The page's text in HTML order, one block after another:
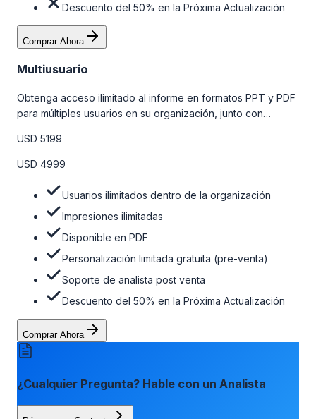
Descuento del 50% en la Próxima Actualización
Comprar Ahora
Multiusuario
Obtenga acceso ilimitado al informe en formatos PPT y PDF
para múltiples usuarios en su organización, junto con
venta, el soporte post-venta de nuestros analistas y una
opción de actualización gratuita del informe dentro de 180
la tabla de precios a continuación.
USD 5199
USD 4999
Usuarios ilimitados dentro de la organización
Impresiones ilimitadas
Disponible en PDF
Personalización limitada gratuita (pre-venta)
Soporte de analista post venta
Descuento del 50% en la Próxima Actualización
Comprar Ahora
¿Cualquier Pregunta? Hable con un Analista